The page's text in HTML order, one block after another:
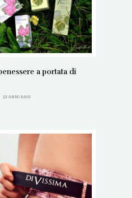
a portata di
13 ANNI AGO